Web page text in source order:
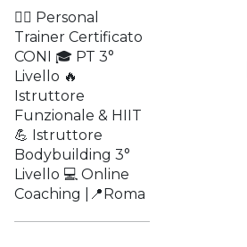
🏋️‍♂️ Personal
Trainer Certificato
CONI 🎓 PT 3°
Livello 🔥
Istruttore
Funzionale & HIIT
💪 Istruttore
Bodybuilding 3°
Livello 💻 Online
Coaching |📍Roma